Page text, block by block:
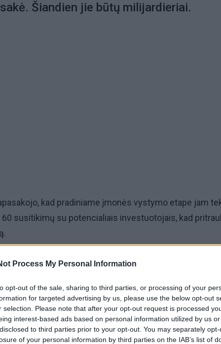
Process My Personal Information
opt-out of the sale, sharing to third parties, or processing of your
for targeted advertising by us, please use the below opt-out
selection. Please note that after your opt-out request is processed
interest-based ads based on personal information utilized by us
to third parties prior to your opt-out. You may separately
of your personal information by third parties on the IAB’s list of
Šiandien jie būtų milijardieriai.
kad pradiniame įmonės vystymo etape jam
susitikimų su potencialiais investuotojais, kad
investuoti pinigus, nors už 50 tūkstančių dolerių
Apie tai J. Bezosas papasakojo „The New York Times
konferencijos metu.
bandė pritraukti 1 milijoną dolerių „Amazon“ plėtrai,